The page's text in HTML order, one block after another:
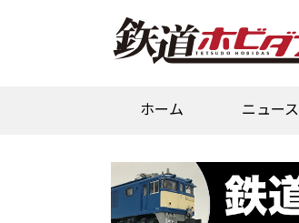
ホーム ニュース